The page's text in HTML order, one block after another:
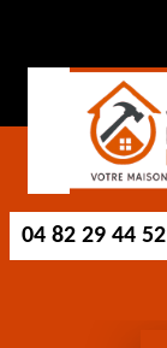
04 82 29 44 52